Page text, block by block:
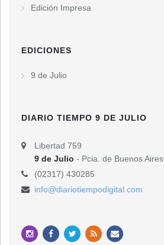
Edición Impresa
EDICIONES
9 de Julio
DIARIO TIEMPO 9 DE JULIO
Libertad 759
9 de Julio - Pcia. de Buenos Aires
(02317) 430285
info@diariotiempodigital.com